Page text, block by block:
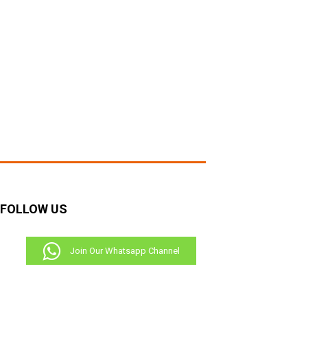
FOLLOW US
Join Our Whatsapp Channel